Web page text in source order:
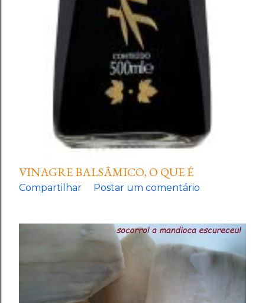
VINAGRE BALSÂMICO, O QUE É
Compartilhar Postar um comentário